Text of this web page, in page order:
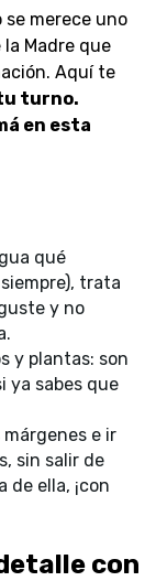
se merece uno
la Madre que
Aquí te
turno.
en esta
qué
trata
y no
y plantas: son
ya sabes que
e ir
sin salir de
de ella, ¡con
con